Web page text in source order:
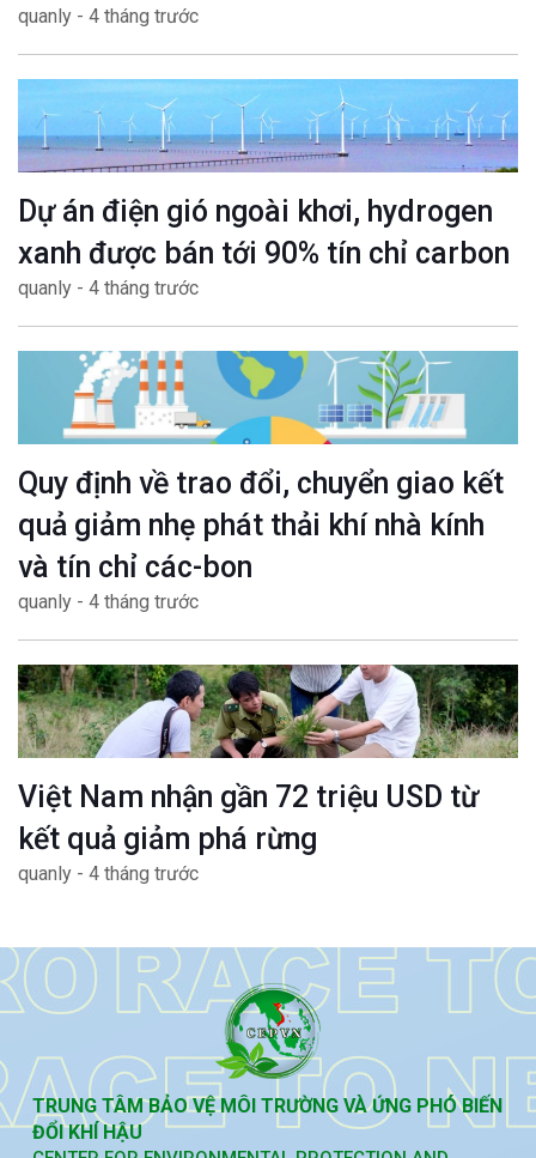
quanly - 4 tháng trước
Dự án điện gió ngoài khơi, hydrogen
xanh được bán tới 90% tín chỉ carbon
quanly - 4 tháng trước
Quy định về trao đổi, chuyển giao kết
quả giảm nhẹ phát thải khí nhà kính
và tín chỉ các-bon
quanly - 4 tháng trước
Việt Nam nhận gần 72 triệu USD từ
kết quả giảm phá rừng
quanly - 4 tháng trước
TRUNG TÂM BẢO VỆ MÔI TRƯỜNG VÀ ỨNG PHÓ BIẾN
ĐỔI KHÍ HẬU